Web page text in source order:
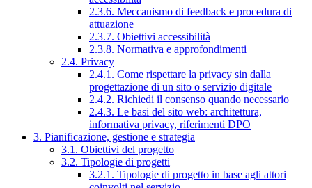
2.3.6. Meccanismo di feedback e procedura di
attuazione
2.3.7. Obiettivi accessibilità
2.3.8. Normativa e approfondimenti
2.4. Privacy
2.4.1. Come rispettare la privacy sin dalla
progettazione di un sito o servizio digitale
2.4.2. Richiedi il consenso quando necessario
2.4.3. Le basi del sito web: architettura,
informativa privacy, riferimenti DPO
3. Pianificazione, gestione e strategia
3.1. Obiettivi del progetto
3.2. Tipologie di progetti
3.2.1. Tipologie di progetto in base agli attori